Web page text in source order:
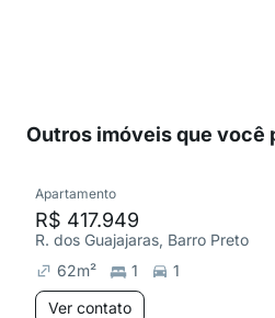
Outros imóveis que você
Apartamento
R$ 417.949
R. dos Guajajaras, Barro Preto
62m² 1
1
Ver contato